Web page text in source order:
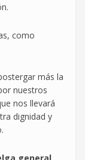
como
más la
nuestros
nos llevará
dignidad y